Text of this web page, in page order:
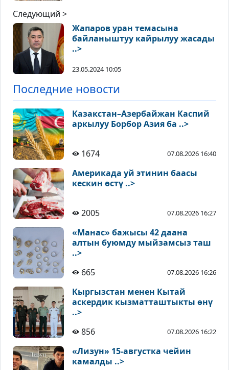
Следующий >
Жапаров уран темасына
байланыштуу кайрылуу жасады
..>
23.05.2024 10:05
Последние новости
Казакстан–Азербайжан Каспий
аркылуу Борбор Азия ба ..>
1674 07.08.2026 16:40
Америкада уй этинин баасы
кескин өстү ..>
2005 07.08.2026 16:27
«Манас» бажысы 42 даана
алтын буюмду мыйзамсыз таш
..>
665
07.08.2026 16:26
Кыргызстан менен Кытай
аскердик кызматташтыкты өнү
..>
856
07.08.2026 16:22
«Лизун» 15-августка чейин
камалды ..>